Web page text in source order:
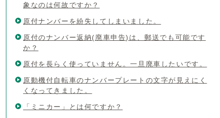
象なのは何故ですか？
原付ナンバーを紛失してしまいました。
原付のナンバー返納(廃車申告)は、郵送でも可能です
か？
原付を長らく使っていません。一旦廃車したいです。
原動機付自転車のナンバープレートの文字が見えにく
くなってきました。
「ミニカー」とは何ですか？